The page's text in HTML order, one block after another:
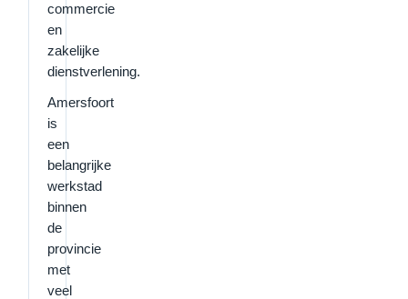
commercie
en
zakelijke
dienstverlening.
Amersfoort
is
een
belangrijke
werkstad
binnen
de
provincie
met
veel